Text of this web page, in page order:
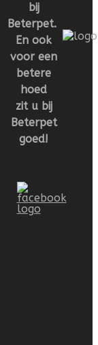
bij
Beterpet.
En ook
voor een
betere
hoed
zit u bij
Beterpet
goed!